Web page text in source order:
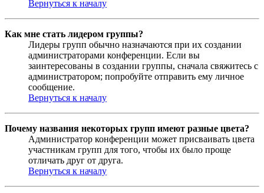
Вернуться к началу
Как мне стать лидером группы?
Лидеры групп обычно назначаются при их создании
администраторами конференции. Если вы
заинтересованы в создании группы, сначала свяжитесь с
администратором; попробуйте отправить ему личное
сообщение.
Вернуться к началу
Почему названия некоторых групп имеют разные цвета?
Администратор конференции может присваивать цвета
участникам групп для того, чтобы их было проще
отличать друг от друга.
Вернуться к началу